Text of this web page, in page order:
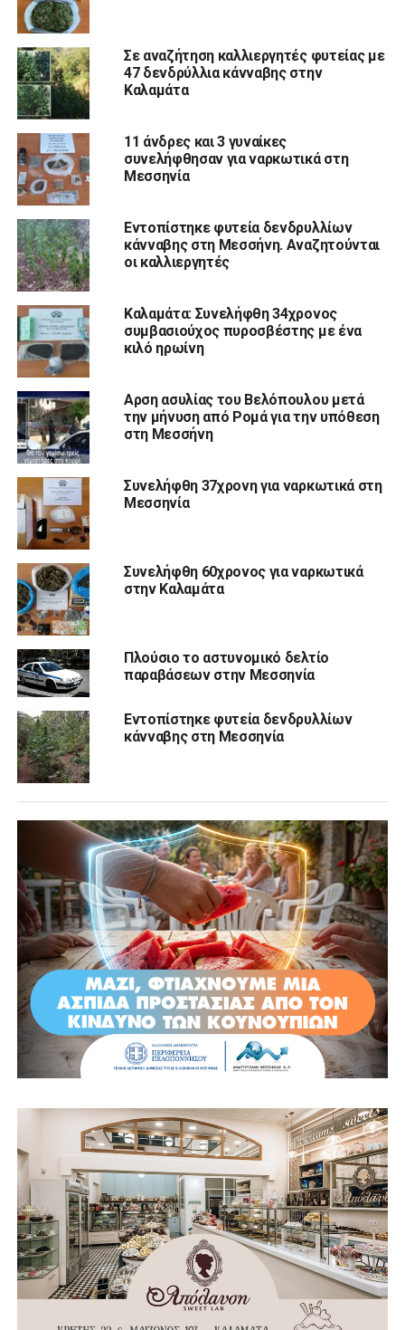
Σε αναζήτηση καλλιεργητές φυτείας με
47 δενδρύλλια κάνναβης στην
Καλαμάτα
11 άνδρες και 3 γυναίκες
συνελήφθησαν για ναρκωτικά στη
Μεσσηνία
Εντοπίστηκε φυτεία δενδρυλλίων
κάνναβης στη Μεσσήνη. Αναζητούνται
οι καλλιεργητές
Καλαμάτα: Συνελήφθη 34χρονος
συμβασιούχος πυροσβέστης με ένα
κιλό ηρωίνη
Aρση ασυλίας του Βελόπουλου μετά
την μήνυση από Ρομά για την υπόθεση
στη Μεσσήνη
Συνελήφθη 37χρονη για ναρκωτικά στη
Μεσσηνία
Συνελήφθη 60χρονος για ναρκωτικά
στην Καλαμάτα
Πλούσιο το αστυνομικό δελτίο
παραβάσεων στην Μεσσηνία
Εντοπίστηκε φυτεία δενδρυλλίων
κάνναβης στη Μεσσηνία